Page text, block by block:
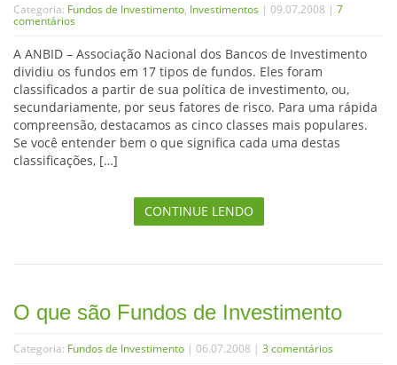
Categoria: Fundos de Investimento, Investimentos | 09.07.2008 | 7
comentários
A ANBID – Associação Nacional dos Bancos de Investimento
dividiu os fundos em 17 tipos de fundos. Eles foram
classificados a partir de sua política de investimento, ou,
secundariamente, por seus fatores de risco. Para uma rápida
compreensão, destacamos as cinco classes mais populares.
Se você entender bem o que significa cada uma destas
classificações, […]
CONTINUE LENDO
O que são Fundos de Investimento
Categoria: Fundos de Investimento | 06.07.2008 | 3 comentários